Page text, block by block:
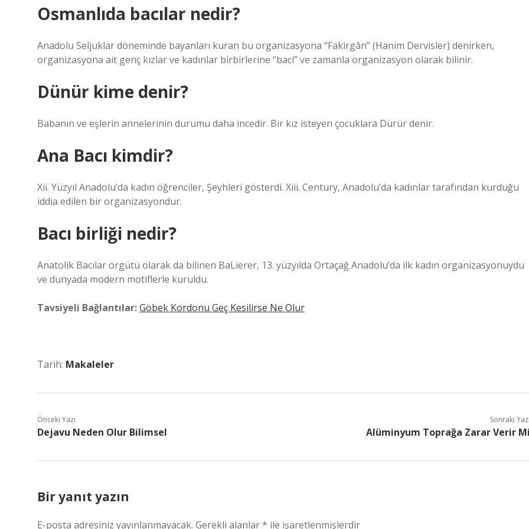
Osmanlıda bacılar nedir?
Anadolu Seljuklar döneminde bayanları kuran bu organizasyona “Fakirgân” (Hanim Dervisler) denirken,
organizasyona ait genç kızlar ve kadınlar birbirlerine “baci” ve zamanla organizasyon olarak bilinir.
Dünür kime denir?
Babanın ve eşlerin annelerinin durumu daha incedir. Bir kız isteyen çocuklara Dürür denir.
Ana Bacı kimdir?
Xii. Yüzyıl Anadolu’da kadın öğrenciler, Şeyhleri ​​gösterdi. Xiii. Century, Anadolu’da kadınlar tarafından kurduğu
iddia edilen bir organizasyondur.
Bacı birliği nedir?
Anatolik Bacılar örgütü olarak da bilinen BaLierer, 13. yüzyılda Ortaçağ Anadolu’da ilk kadın organizasyonuydu
ve dünyada modern motiflerle kuruldu.
Tavsiyeli Bağlantılar:Göbek Kordonu Geç Kesilirse Ne Olur
Tarih: Makaleler
Önceki Yazı
Dejavu Neden Olur Bilimsel
Sonraki
Alüminyum Toprağa Zarar Verir
Bir yanıt yazın
E-posta adresiniz yayınlanmayacak. Gerekli alanlar* ile işaretlenmişlerdir